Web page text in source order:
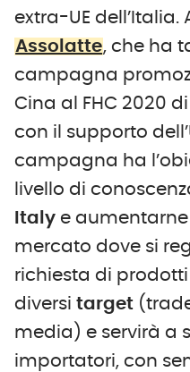
extra-UE dell’Italia.
Assolatte, che ha
campagna
Cina al FHC 2020
con il supporto
campagna ha
livello di
Italy e
mercato dove si
richiesta di prodotti
diversi target
media) e servirà a
importatori, con